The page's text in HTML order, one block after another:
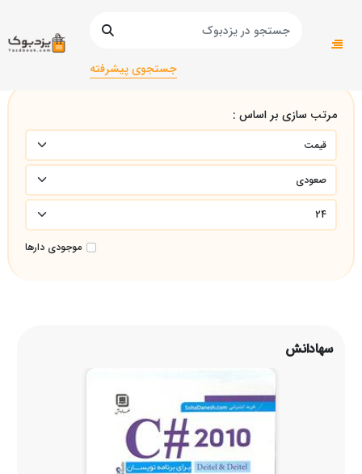
جستجوی پیشرفته
صفحه اصلی
مرتب سازی بر اساس :
موجودی دارها
سهادانش